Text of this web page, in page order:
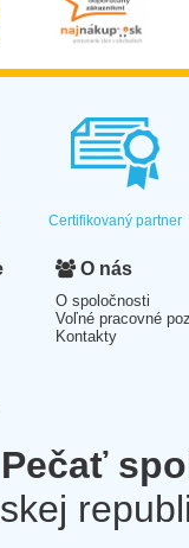
Certifikovaný partner
O nás
O spoločnosti
Voľné pracovné
Kontakty
Pečať